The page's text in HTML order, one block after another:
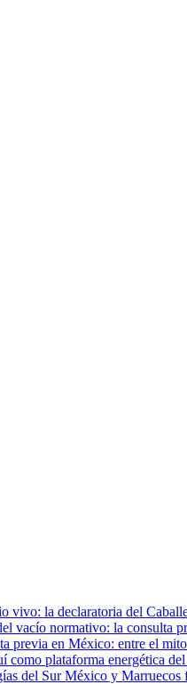
vivo: la declaratoria del
vacío normativo: la consulta
previa en México: entre el
como plataforma energética
México y Marruecos